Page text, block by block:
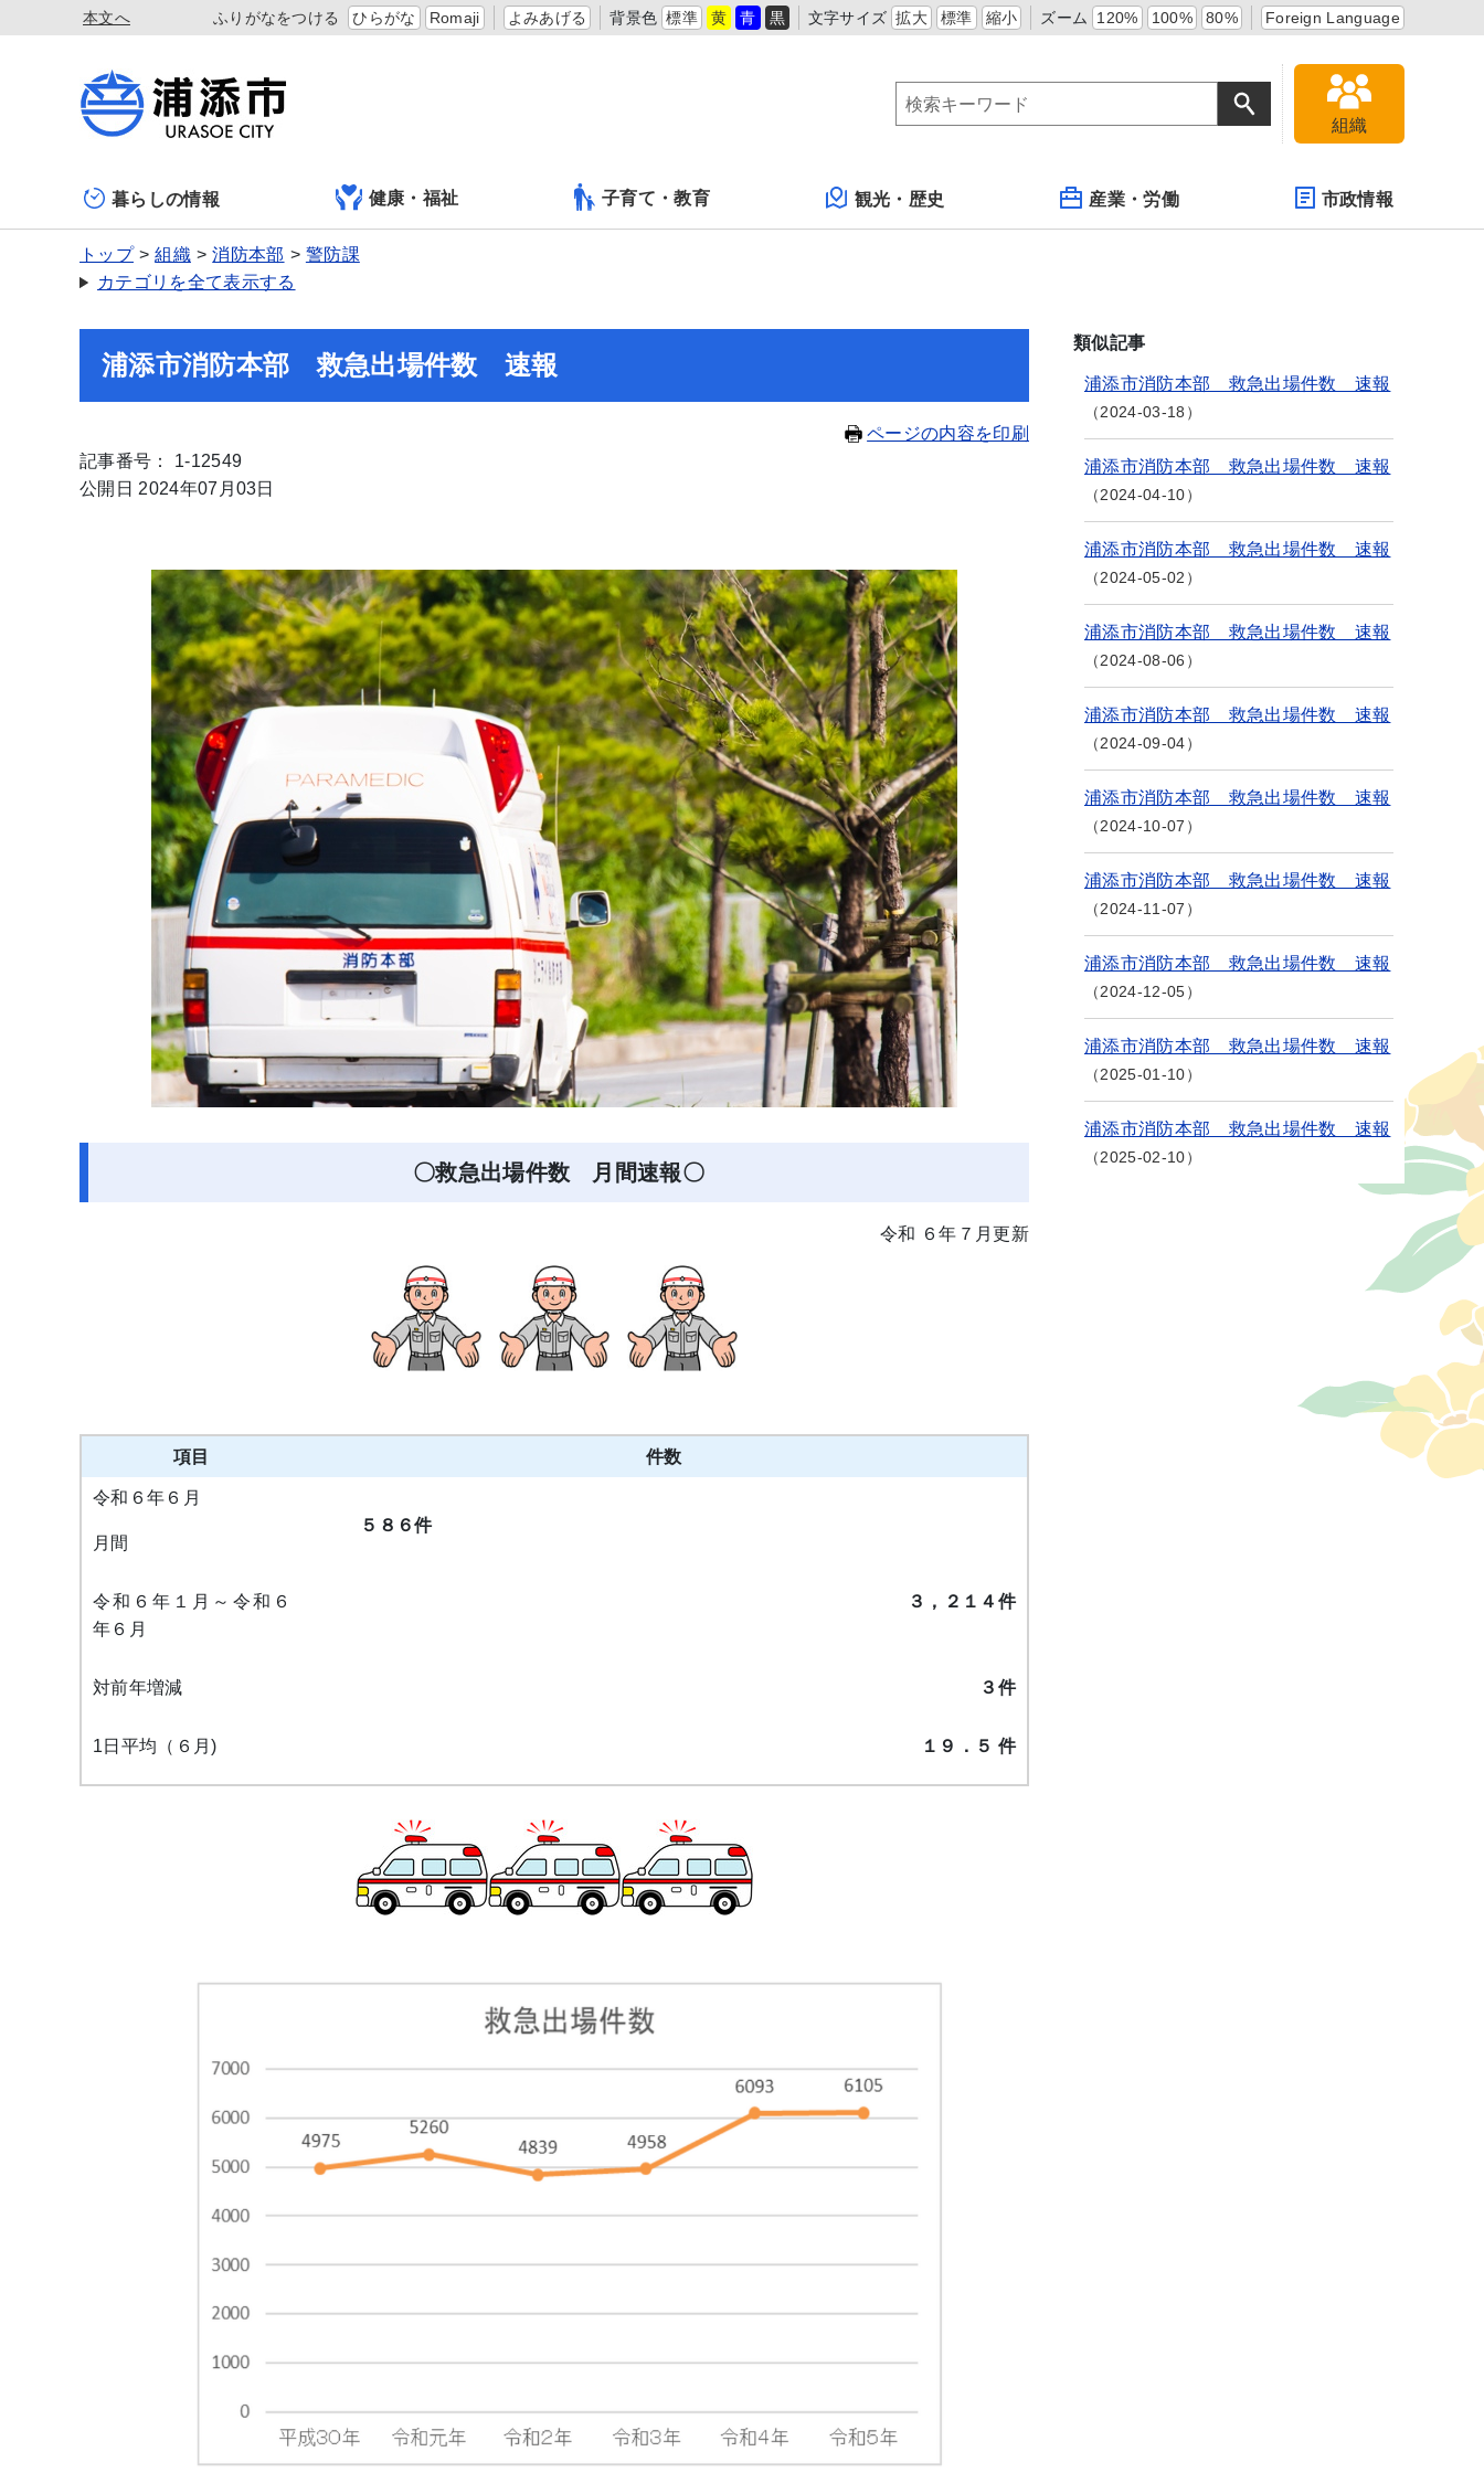
本文へ ふりがなをつける ひらがな Romaji よみあげる 背景色 標準 黄 青 黒 文字サイズ 拡大 標準 縮小 ズーム 120% 100% 80% Foreign Language
組織
暮らしの情報 健康・福祉 子育て・教育 観光・歴史 産業・労働 市政情報
トップ 組織 消防本部
警防課
カテゴリを全て表示する
浦添市消防本部 救急出場件数 速報
ページの内容を印刷
記事番号： 1-12549
公開日 2024年07月03日
〇救急出場件数 月間速報〇
令和 ６年７月更新
項目 件数
令和６年６月
月間
５８６件
令和６年１月～令和６
年６月
３，２１４件
対前年増減 ３件
1日平均（６月) １９．５ 件
類似記事
浦添市消防本部 救急出場件数 速報
2024-03-18
浦添市消防本部 救急出場件数 速報
2024-04-10
浦添市消防本部 救急出場件数 速報
2024-05-02
浦添市消防本部 救急出場件数 速報
2024-08-06
浦添市消防本部 救急出場件数 速報
2024-09-04
浦添市消防本部 救急出場件数 速報
2024-10-07
浦添市消防本部 救急出場件数 速報
2024-11-07
浦添市消防本部 救急出場件数 速報
2024-12-05
浦添市消防本部 救急出場件数 速報
2025-01-10
浦添市消防本部 救急出場件数 速報
2025-02-10